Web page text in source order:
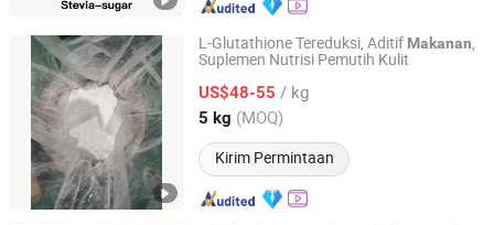
L-Glutathione Tereduksi, Aditif Makanan,
Suplemen Nutrisi Pemutih Kulit
US$48-55 / kg
5 kg (MOQ)
Kirim Permintaan
Anhui GSH Bio-Technology Co., Ltd.
Anhui, China Harga mulai 2022